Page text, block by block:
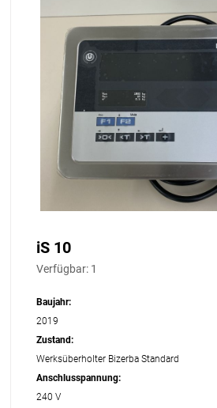
iS 10
Verfügbar: 1
Baujahr:
2019
Zustand:
Werksüberholter Bizerba Standard
Anschlusspannung:
240 V